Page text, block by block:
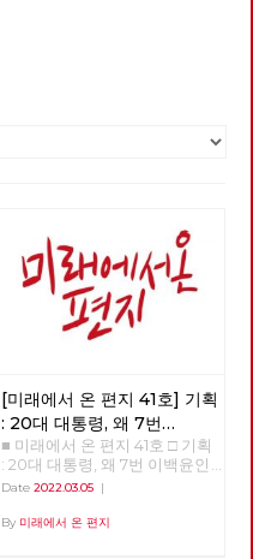
[미래에서 온 편지 41호] 기획
: 20대 대통령, 왜 7번
이백윤인가? (1)
■ 미래에서 온 편지 41호 □ 기획
: 20대 대통령, 왜 7번 이백윤인
가? >>>>>> 업로드 준비중
Date 2022.03.05|
By 미래에서 온 편지